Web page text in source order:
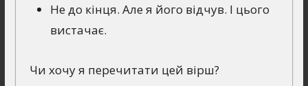
Не до кінця. Але я його відчув. І цього
вистачає.
Чи хочу я перечитати цей вірш?